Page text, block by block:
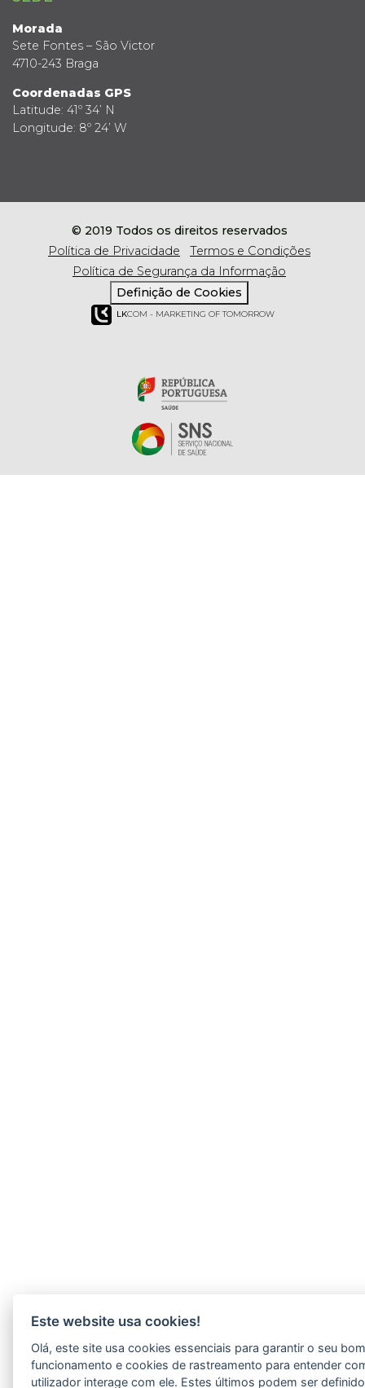
Morada
Sete Fontes – São Victor
4710-243 Braga
Coordenadas GPS
Latitude: 41º 34’ N
Longitude: 8º 24’ W
© 2019 Todos os direitos reservados
Política de Privacidade
Termos e Condições
Política de Segurança da Informação
Definição de Cookies
LKCOM - MARKETING OF TOMORROW
Este website usa cookies!
Olá, este site usa cookies essenciais para garantir o seu
funcionamento e cookies de rastreamento para entender
utilizador interage com ele. Estes últimos podem ser